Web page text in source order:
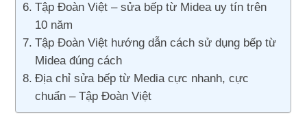
Tập Đoàn Việt – sửa bếp từ Midea uy tín trên
10 năm
Tập Đoàn Việt hướng dẫn cách sử dụng bếp từ
Midea đúng cách
Địa chỉ sửa bếp từ Media cực nhanh, cực
chuẩn – Tập Đoàn Việt